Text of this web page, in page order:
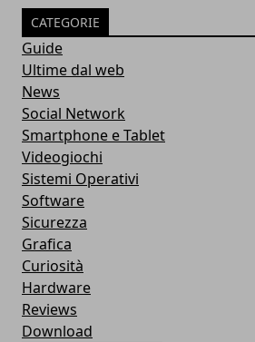
CATEGORIE
Guide
Ultime dal web
News
Social Network
Smartphone e Tablet
Videogiochi
Sistemi Operativi
Software
Sicurezza
Grafica
Curiosità
Hardware
Reviews
Download